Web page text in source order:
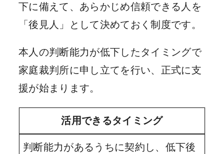
下に備えて、あらかじめ信頼できる人を
「後見人」として決めておく制度です。
本人の判断能力が低下したタイミングで
家庭裁判所に申し立てを行い、正式に支
援が始まります。
活用できるタイミング
判断能力があるうちに契約し、低下後